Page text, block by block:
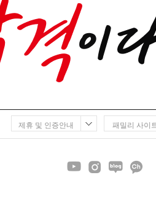
패밀리 사이
제휴 및 인증안내